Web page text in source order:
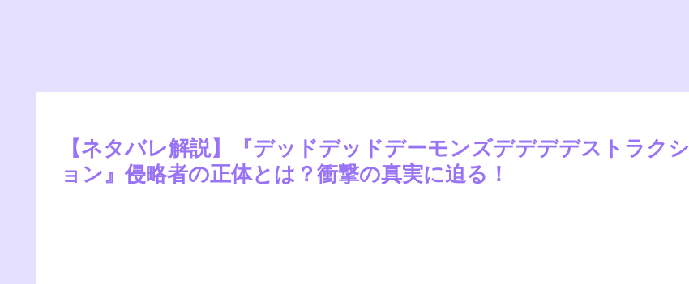
【ネタバレ解説】『デッドデッドデーモンズデデデデストラクシ
ョン』侵略者の正体とは？衝撃の真実に迫る！